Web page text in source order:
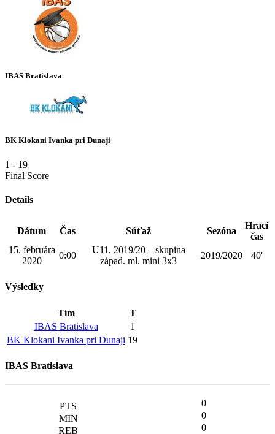
IBAS Bratislava
BK Klokani Ivanka pri Dunaji
1 - 19
Final Score
Details
Dátum Čas Súťaž Sezóna
Hrací
čas
15. februára
2020
0:00
U11, 2019/20 – skupina
západ. ml. mini 3x3
2019/2020 40'
Výsledky
Tím
T
IBAS Bratislava
1
BK Klokani Ivanka pri Dunaji 19
IBAS Bratislava
0
0
0